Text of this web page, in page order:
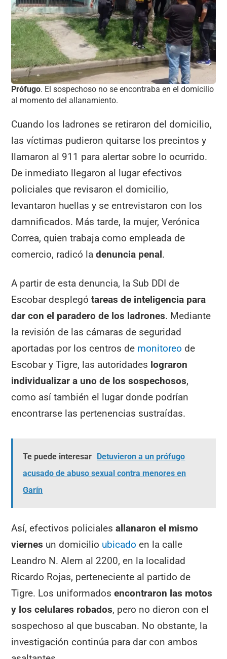
Prófugo. El sospechoso no se encontraba en el domicilio
al momento del allanamiento.
Cuando los ladrones se retiraron del domicilio,
las víctimas pudieron quitarse los precintos y
llamaron al 911 para alertar sobre lo ocurrido.
De inmediato llegaron al lugar efectivos
policiales que revisaron el domicilio,
levantaron huellas y se entrevistaron con los
damnificados. Más tarde, la mujer, Verónica
Correa, quien trabaja como empleada de
comercio, radicó ladenuncia penal.
A partir de esta denuncia, la Sub DDI de
Escobar desplegótareas de inteligencia para
dar con el paradero de los ladrones. Mediante
la revisión de las cámaras de seguridad
aportadas por los centros de monitoreo de
Escobar y Tigre, las autoridades lograron
individualizar a uno de los sospechosos,
como así también el lugar donde podrían
encontrarse las pertenencias sustraídas.
Te puede interesar Detuvieron a un prófugo
acusado de abuso sexual contra menores en
Garín
Así, efectivos policialesallanaron el mismo
viernes un domicilio ubicado en la calle
Leandro N. Alem al 2200, en la localidad
Ricardo Rojas, perteneciente al partido de
Tigre. Los uniformadosencontraron las motos
y los celulares robados, pero no dieron con el
sospechoso al que buscaban. No obstante, la
investigación continúa para dar con ambos